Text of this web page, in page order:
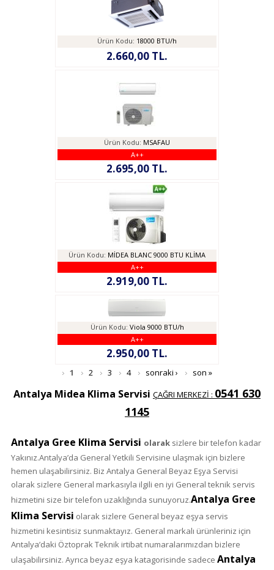
Ürün Kodu: 18000 BTU/h
2.660,00 TL.
Ürün Kodu: MSAFAU
A++
2.695,00 TL.
Ürün Kodu: MİDEA BLANC 9000 BTU KLİMA
A++
2.919,00 TL.
Ürün Kodu: Viola 9000 BTU/h
A++
2.950,00 TL.
1 2 3 4 sonraki › son »
Antalya Midea Klima Servisi ÇAĞRI MERKEZİ : 0541 630
1145
Antalya Gree Klima Servisi olarak sizlere bir telefon kadar
Yakınız.Antalya’da General Yetkili Servisine ulaşmak için bizlere
hemen ulaşabilirsiniz. Biz Antalya General Beyaz Eşya Servisi
olarak sizlere General markasıyla ilgili en iyi General teknik servis
hizmetini size bir telefon uzaklığında sunuyoruz.Antalya Gree
Klima Servisi olarak sizlere General beyaz eşya servis
hizmetini kesintisiz sunmaktayız. General markalı ürünleriniz için
Antalya’daki Öztoprak Teknik irtibat numaralarımızdan bizlere
ulaşabilirsiniz. Ayrıca beyaz eşya katagorisinde sadece Antalya